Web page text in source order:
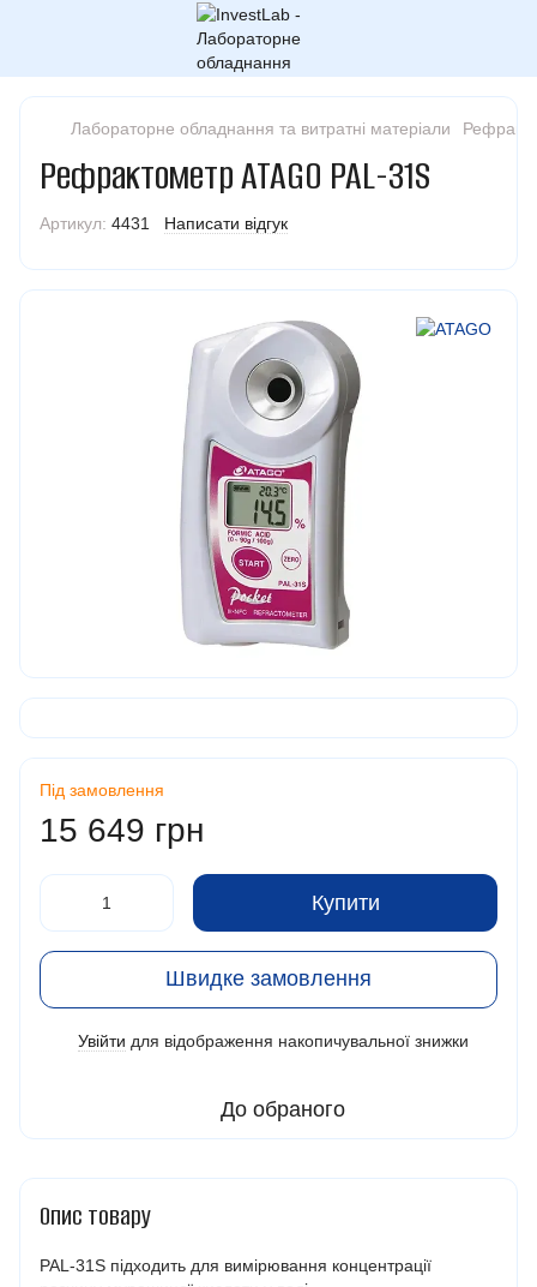
Лабораторне обладнання та витратні матеріали
Рефрактометр ATAGO PAL-31S
Артикул: 4431 Написати відгук
Під замовлення
15 649 грн
Купити
Швидке замовлення
Увійти для відображення накопичувальної знижки
До обраного
Опис товару
PAL-31S підходить для вимірювання концентрації